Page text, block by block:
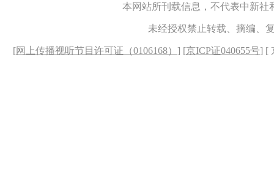
本网站所刊载信息，不代表中新
未经授权禁止转载、摘编、
[网上传播视听节目许可证（0106168） ] [京ICP证040655号] [